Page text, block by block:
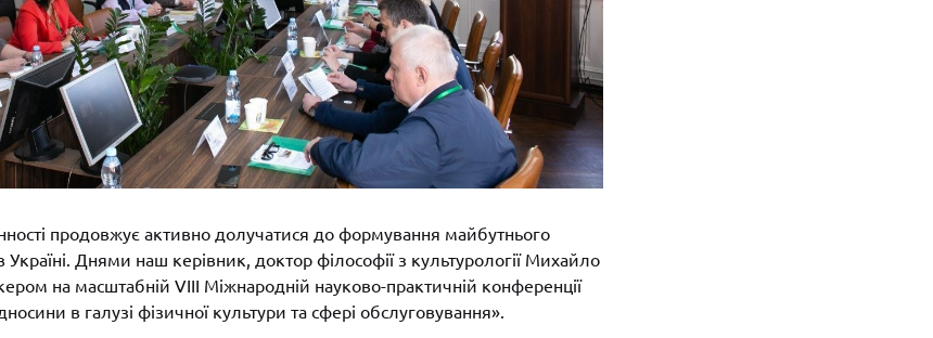
продовжує активно долучатися до формування майбутнього
Днями наш керівник, доктор філософії з культурології Михайло
на масштабній VIII Міжнародній науково-практичній конференції
в галузі фізичної культури та сфері обслуговування».